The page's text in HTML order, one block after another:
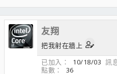
友翔
把我射在牆上
已加入
10/18/03 訊
點數
36